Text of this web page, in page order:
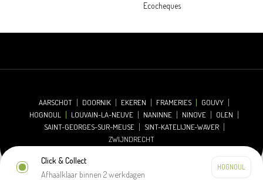
Click & Collect
Afhaalklaar binnen 2 werkdagen
Ecocheques
AARSCHOT DOORNIK EKEREN FRAMERIES
GOUVY
HOGNOUL
LOUVAIN-LA-NEUVE NANINNE NINOVE
OLEN
SAINT-GEORGES-SUR-MEUSE
SINT-KATELIJNE-WAVER
ZWIJNDRECHT